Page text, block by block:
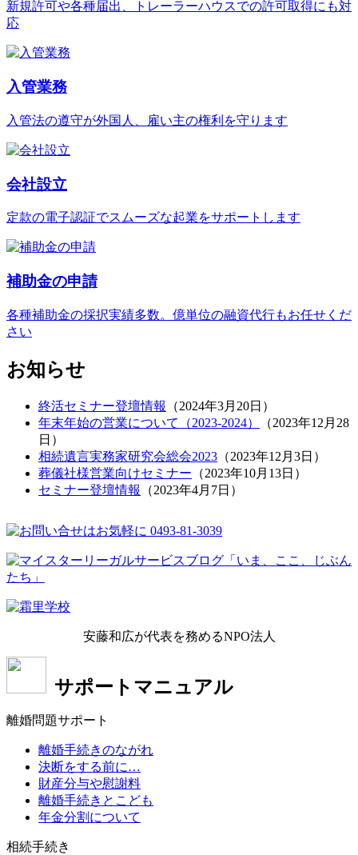
新規許可や各種届出、トレーラーハウスでの許可取得にも対
応
入管業務
入管法の遵守が外国人、雇い主の権利を守ります
会社設立
定款の電子認証でスムーズな起業をサポートします
補助金の申請
各種補助金の採択実績多数。億単位の融資代行もお任せくだ
さい
お知らせ
終活セミナー登壇情報 （2024年3月20日 ）
年末年始の営業について（2023-2024）
（2023年12月28
日 ）
相続遺言実務家研究会総会2023 （2023年12月3日 ）
葬儀社様営業向けセミナー （2023年10月13日 ）
セミナー登壇情報
（2023年4月7日 ）
安藤和広が代表を務めるNPO法人
サポートマニュアル
離婚問題サポート
離婚手続きのながれ
決断をする前に…
財産分与や慰謝料
離婚手続きとこども
年金分割について
相続手続き